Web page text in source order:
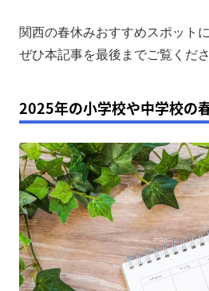
関西の春休みおすすめスポット
ぜひ本記事を最後までご覧くださ
2025年の小学校や中学校の